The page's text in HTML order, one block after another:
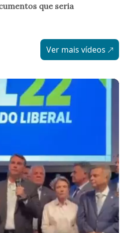
que seria
Ver mais vídeos